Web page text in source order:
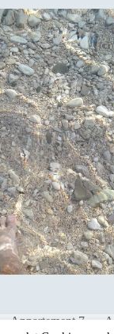
Appartement 7